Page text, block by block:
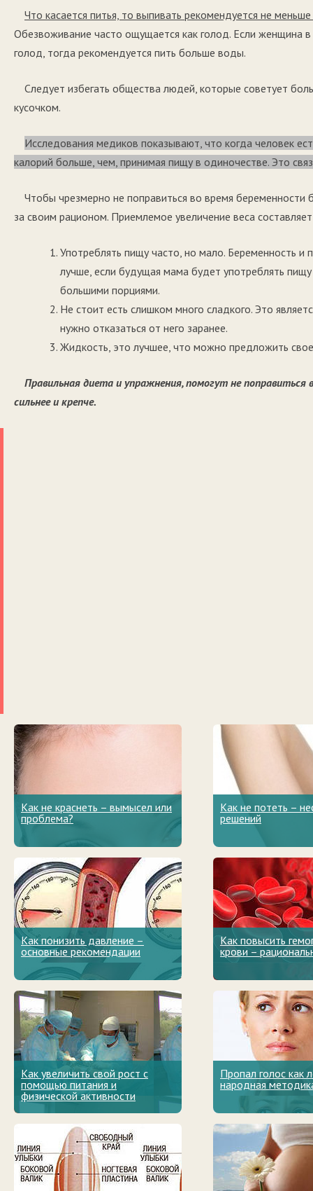
Что касается питья, то выпивать рекомендуется не
Обезвоживание часто ощущается как голод. Если женщина
голод, тогда рекомендуется пить больше воды.
Следует избегать общества людей, которые советует
кусочком.
Исследования медиков показывают, что когда человек
калорий больше, чем, принимая пищу в одиночестве. Это
Чтобы чрезмерно не поправиться во время
за своим рационом. Приемлемое увеличение веса
Употреблять пищу часто, но мало. Беременность и
лучше, если будущая мама будет употреблять
большими порциями.
Не стоит есть слишком много сладкого. Это
нужно отказаться от него заранее.
Жидкость, это лучшее, что можно предложить
Правильная диета и упражнения, помогут не
сильнее и крепче.
Как не краснеть – вымысел или
проблема?
Как не потеть –
решений
Как понизить давление –
основные рекомендации
Как повысить
крови –
Как увеличить свой рост с
помощью питания и
физической активности
Пропал голос как
народная